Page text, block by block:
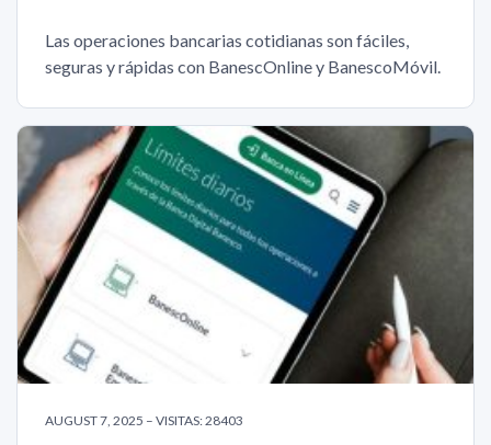
Las operaciones bancarias cotidianas son fáciles,
seguras y rápidas con BanescOnline y BanescoMóvil.
AUGUST 7, 2025 – VISITAS: 28403